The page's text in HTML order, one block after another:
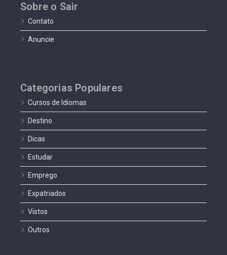
Sobre o Sair
Contato
Anuncie
Categorias Populares
Cursos de Idiomas
Destino
Dicas
Estudar
Emprego
Expatriados
Vistos
Outros